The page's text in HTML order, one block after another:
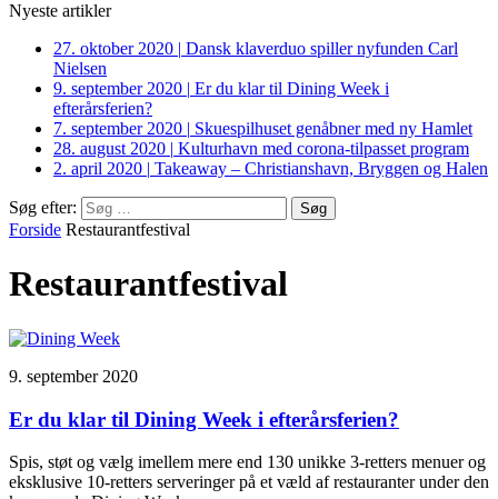
Nyeste artikler
27. oktober 2020 | Dansk klaverduo spiller nyfunden Carl
Nielsen
9. september 2020 | Er du klar til Dining Week i
efterårsferien?
7. september 2020 | Skuespilhuset genåbner med ny Hamlet
28. august 2020 | Kulturhavn med corona-tilpasset program
2. april 2020 | Takeaway – Christianshavn, Bryggen og Halen
Søg efter:
Forside Restaurantfestival
Restaurantfestival
9. september 2020
Er du klar til Dining Week i efterårsferien?
Spis, støt og vælg imellem mere end 130 unikke 3-retters menuer og
eksklusive 10-retters serveringer på et væld af restauranter under den